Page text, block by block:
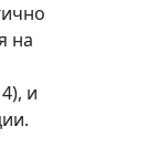
на
и